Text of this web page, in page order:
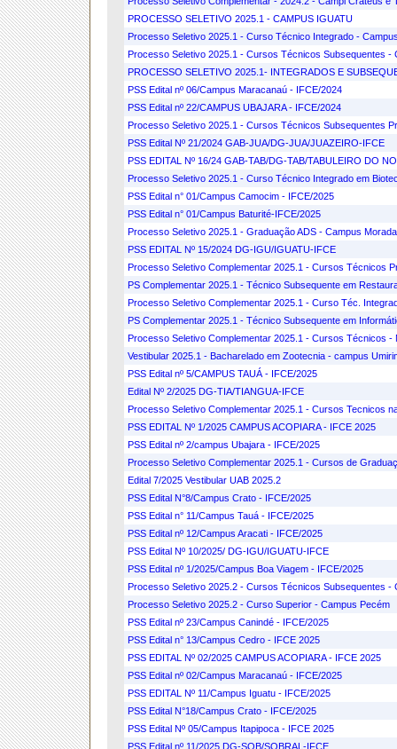
PROCESSO SELETIVO 2025.1 - CAMPUS IGUATU
Processo Seletivo 2025.1 - Curso Técnico Integrado -
Processo Seletivo 2025.1 - Cursos Técnicos Subsequentes -
PROCESSO SELETIVO 2025.1- INTEGRADOS E
PSS Edital nº 06/Campus Maracanaú - IFCE/2024
PSS Edital nº 22/CAMPUS UBAJARA - IFCE/2024
Processo Seletivo 2025.1 - Cursos Técnicos Subsequentes
PSS Edital Nº 21/2024 GAB-JUA/DG-JUA/JUAZEIRO-IFCE
PSS EDITAL Nº 16/24 GAB-TAB/DG-TAB/TABULEIRO DO
Processo Seletivo 2025.1 - Curso Técnico Integrado em
PSS Edital n° 01/Campus Camocim - IFCE/2025
PSS Edital n° 01/Campus Baturité-IFCE/2025
Processo Seletivo 2025.1 - Graduação ADS - Campus
PSS EDITAL Nº 15/2024 DG-IGU/IGUATU-IFCE
Processo Seletivo Complementar 2025.1 - Cursos Técnicos
PS Complementar 2025.1 - Técnico Subsequente em
Processo Seletivo Complementar 2025.1 - Curso Téc.
PS Complementar 2025.1 - Técnico Subsequente em
Processo Seletivo Complementar 2025.1 - Cursos Técnicos -
Vestibular 2025.1 - Bacharelado em Zootecnia - campus
PSS Edital nº 5/CAMPUS TAUÁ - IFCE/2025
Edital Nº 2/2025 DG-TIA/TIANGUA-IFCE
Processo Seletivo Complementar 2025.1 - Cursos Tecnicos
PSS EDITAL Nº 1/2025 CAMPUS ACOPIARA - IFCE 2025
PSS Edital nº 2/campus Ubajara - IFCE/2025
Processo Seletivo Complementar 2025.1 - Cursos de
Edital 7/2025 Vestibular UAB 2025.2
PSS Edital N°8/Campus Crato - IFCE/2025
PSS Edital n° 11/Campus Tauá - IFCE/2025
PSS Edital nº 12/Campus Aracati - IFCE/2025
PSS Edital Nº 10/2025/ DG-IGU/IGUATU-IFCE
PSS Edital nº 1/2025/Campus Boa Viagem - IFCE/2025
Processo Seletivo 2025.2 - Cursos Técnicos Subsequentes -
Processo Seletivo 2025.2 - Curso Superior - Campus Pecém
PSS Edital nº 23/Campus Canindé - IFCE/2025
PSS Edital n° 13/Campus Cedro - IFCE 2025
PSS EDITAL Nº 02/2025 CAMPUS ACOPIARA - IFCE 2025
PSS Edital nº 02/Campus Maracanaú - IFCE/2025
PSS EDITAL Nº 11/Campus Iguatu - IFCE/2025
PSS Edital N°18/Campus Crato - IFCE/2025
PSS Edital Nº 05/Campus Itapipoca - IFCE 2025
PSS Edital nº 11/2025 DG-SOB/SOBRAL-IFCE